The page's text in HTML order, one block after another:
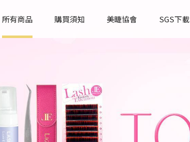
所有商品 購買須知 美睫協會 SGS下載